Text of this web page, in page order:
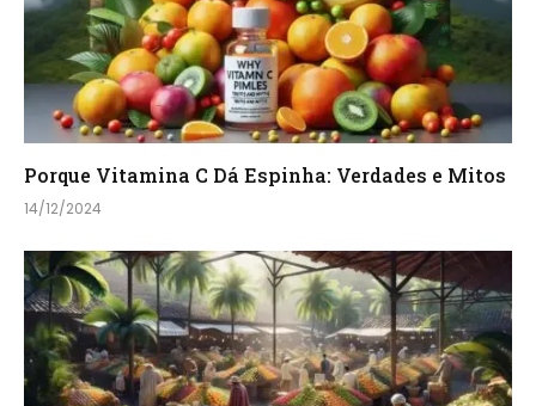
Porque Vitamina C Dá Espinha: Verdades e Mitos
14/12/2024